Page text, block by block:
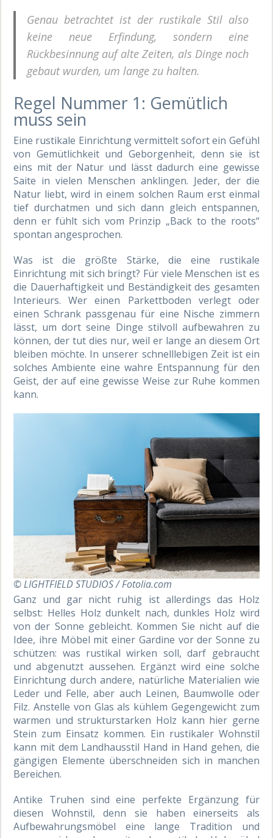
Genau betrachtet ist der rustikale Stil also
keine neue Erfindung, sondern eine
Rückbesinnung auf alte Zeiten, als Dinge noch
gebaut wurden, um lange zu halten.
Regel Nummer 1: Gemütlich
muss sein
Eine rustikale Einrichtung vermittelt sofort ein Gefühl
von Gemütlichkeit und Geborgenheit, denn sie ist
eins mit der Natur und lässt dadurch eine gewisse
Saite in vielen Menschen anklingen. Jeder, der die
Natur liebt, wird in einem solchen Raum erst einmal
tief durchatmen und sich dann gleich entspannen,
denn er fühlt sich vom Prinzip „Back to the roots“
spontan angesprochen.
Was ist die größte Stärke, die eine rustikale
Einrichtung mit sich bringt? Für viele Menschen ist es
die Dauerhaftigkeit und Beständigkeit des gesamten
Interieurs. Wer einen Parkettboden verlegt oder
einen Schrank passgenau für eine Nische zimmern
lässt, um dort seine Dinge stilvoll aufbewahren zu
können, der tut dies nur, weil er lange an diesem Ort
bleiben möchte. In unserer schnelllebigen Zeit ist ein
solches Ambiente eine wahre Entspannung für den
Geist, der auf eine gewisse Weise zur Ruhe kommen
kann.
© LIGHTFIELD STUDIOS / Fotolia.com
Ganz und gar nicht ruhig ist allerdings das Holz
selbst: Helles Holz dunkelt nach, dunkles Holz wird
von der Sonne gebleicht. Kommen Sie nicht auf die
Idee, ihre Möbel mit einer Gardine vor der Sonne zu
schützen: was rustikal wirken soll, darf gebraucht
und abgenutzt aussehen. Ergänzt wird eine solche
Einrichtung durch andere, natürliche Materialien wie
Leder und Felle, aber auch Leinen, Baumwolle oder
Filz. Anstelle von Glas als kühlem Gegengewicht zum
warmen und strukturstarken Holz kann hier gerne
Stein zum Einsatz kommen. Ein rustikaler Wohnstil
kann mit dem Landhausstil Hand in Hand gehen, die
gängigen Elemente überschneiden sich in manchen
Bereichen.
Antike Truhen sind eine perfekte Ergänzung für
diesen Wohnstil, denn sie haben einerseits als
Aufbewahrungsmöbel eine lange Tradition und